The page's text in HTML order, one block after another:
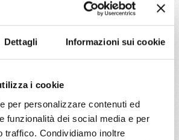
Dettagli Informazioni sui cookie
i cookie
per personalizzare contenuti ed
funzionalità dei social media e per
traffico. Condividiamo inoltre
economici con la scelta della migliore
le crociere 2025 con Costa e Mc